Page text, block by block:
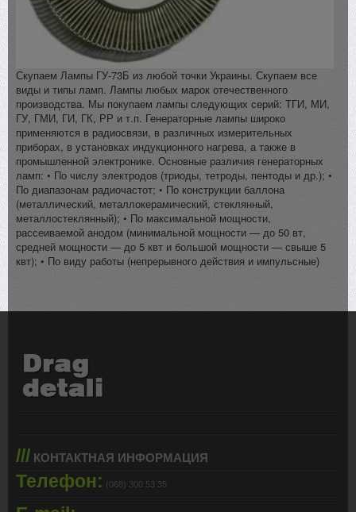
Скупаем Лампы ГУ-73Б из любой точки Украины. Скупаем все
виды и типы ламп. Лампы любых марок отечественного
производства. Мы покупаем лампы следующих серий: ТГИ, МИ,
ГУ, ГМИ, ГИ, ГК, РР и т.п. Генераторные лампы широко
применяются в радиосвязи, в различных измерительных
приборах, в установках индукционного нагрева, а также в
промышленной электронике. Основные различия генераторных
ламп: • По числу электродов (триоды, тетроды, пентоды и др.); •
По диапазонам радиочастот; • По конструкции баллона
(металлический, металлокерамический, стеклянный,
металлостеклянный); • По максимальной мощности,
рассеиваемой анодом (минимальной мощности — до 50 вт,
средней мощности — до 5 квт и большой мощности — свыше 5
квт); • По виду работы (непрерывного действия и импульсные)
/// КОНТАКТНАЯ ИНФОРМАЦИЯ
Телефон: (068) 300 53 35